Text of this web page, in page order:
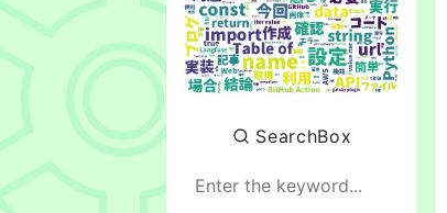
SearchBox